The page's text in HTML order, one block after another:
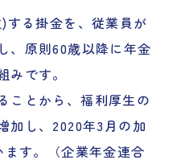
る掛金を、従業員が
、原則60歳以降に年金
です。
ことから、福利厚生の
加し、2020年3月の加
す。（企業年金連合